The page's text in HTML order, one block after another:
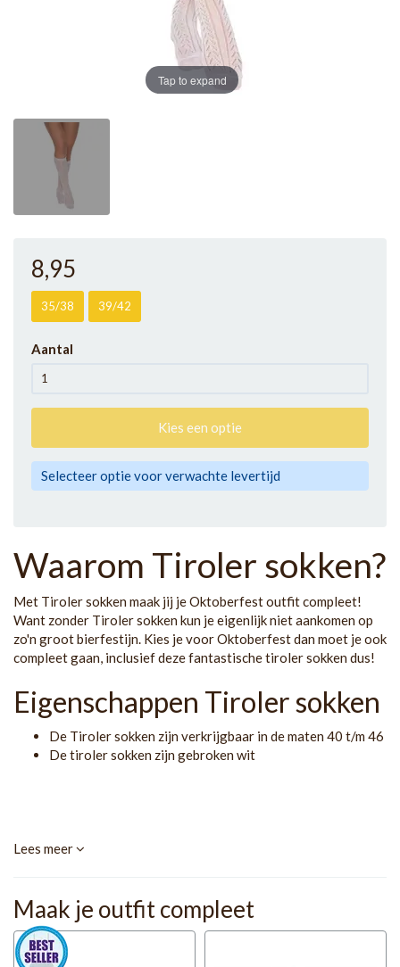
Tap to expand
8,95
35/38 39/42
Aantal
Kies een optie
Selecteer optie voor verwachte levertijd
Waarom Tiroler sokken?
Met Tiroler sokken maak jij je Oktoberfest outfit compleet!
Want zonder Tiroler sokken kun je eigenlijk niet aankomen op
zo'n groot bierfestijn. Kies je voor Oktoberfest dan moet je ook
compleet gaan, inclusief deze fantastische tiroler sokken dus!
Eigenschappen Tiroler sokken
De Tiroler sokken zijn verkrijgbaar in de maten 40 t/m 46
De tiroler sokken zijn gebroken wit
Lees meer
Maak je outfit compleet